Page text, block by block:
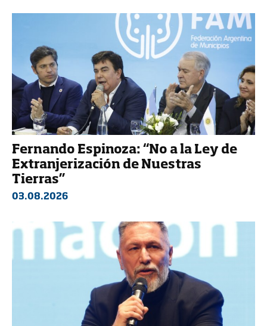
Fernando Espinoza: “No a la Ley de
Extranjerización de Nuestras
Tierras”
03.08.2026